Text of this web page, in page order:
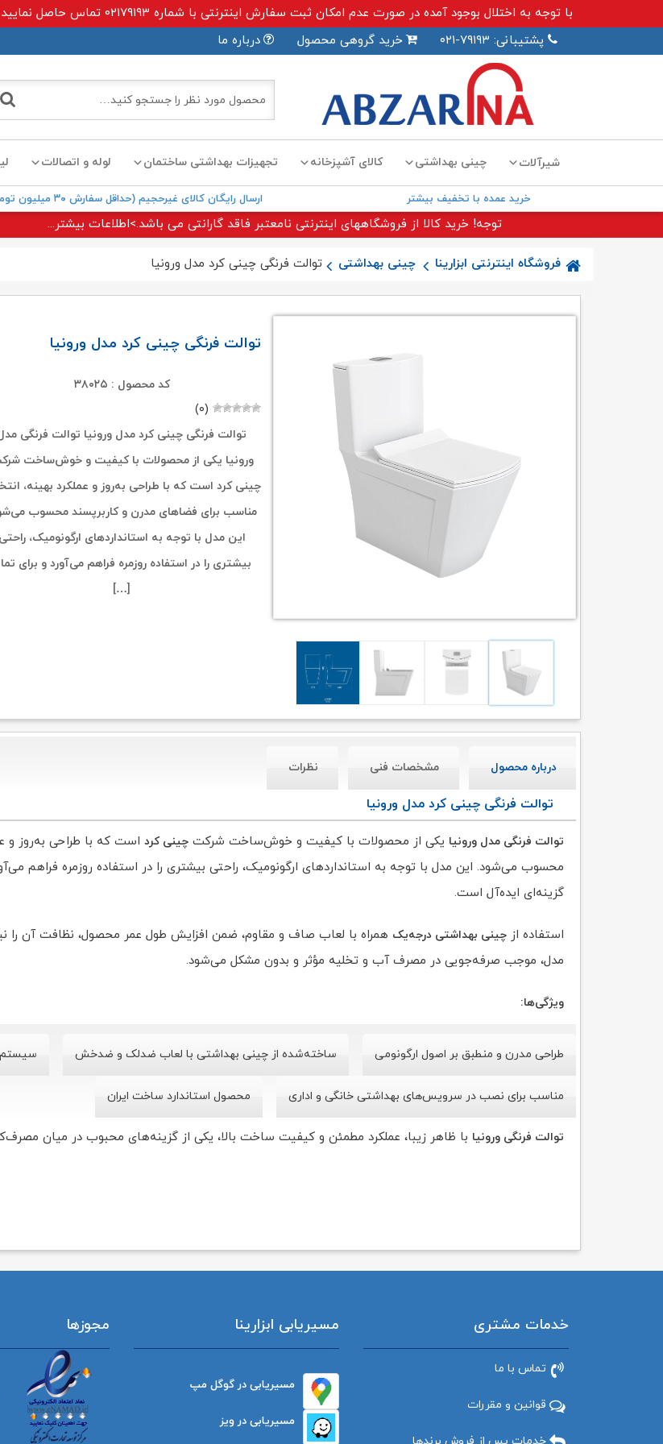
با توجه به اختلال بوجود آمده در صورت عدم امکان ثبت سفارش اینترنتی با شماره ۰۲۱۷۹۱۹۳ تماس حاصل نمایید
پشتیبانی: ۷۹۱۹۳-۰۲۱
خرید گروهی محصول درباره ما
شیرآلات چینی بهداشتی کالای آشپزخانه تجهیزات بهداشتی ساختمان لوله و اتصالات
خرید عمده با تخفیف بیشتر ارسال رایگان کالای غیرحجیم (حداقل سفارش ۳۰ میلیون تومان )
توجه! خرید کالا از فروشگاههای اینترنتی نامعتبر فاقد گارانتی می باشد.>اطلاعات بیشتر...
فروشگاه اینترنتی ابزارینا چینی بهداشتی توالت فرنگی چینی کرد مدل ورونیا
توالت فرنگی چینی کرد مدل ورونیا
کد محصول : ۳۸۰۲۵
(۰)
توالت فرنگی چینی کرد مدل ورونیا توالت فرنگی
ورونیا یکی از محصولات با کیفیت و خوش‌ساخت
چینی کرد است که با طراحی به‌روز و عملکرد بهینه،
مناسب برای فضاهای مدرن و کاربرپسند محسوب
این مدل با توجه به استانداردهای ارگونومیک، راحتی
بیشتری را در استفاده روزمره فراهم می‌آورد و برای
[…]
درباره محصول مشخصات فنی نظرات
توالت فرنگی چینی کرد مدل ورونیا
توالت فرنگی مدل ورونیا یکی از محصولات با کیفیت و خوش‌ساخت شرکت چینی کرد است که با طراحی به‌روز و
محسوب می‌شود. این مدل با توجه به استانداردهای ارگونومیک، راحتی بیشتری را در استفاده روزمره فراهم
گزینه‌ای ایده‌آل است.
استفاده از چینی بهداشتی درجه‌یک همراه با لعاب صاف و مقاوم، ضمن افزایش طول عمر محصول، نظافت آن را
مدل، موجب صرفه‌جویی در مصرف آب و تخلیه مؤثر و بدون مشکل می‌شود.
ویژگی‌ها:
طراحی مدرن و منطبق بر اصول ارگونومی ساخته‌شده از چینی بهداشتی با لعاب ضدلک و ضدخش سیستم
مناسب برای نصب در سرویس‌های بهداشتی خانگی و اداری محصول استاندارد ساخت ایران
توالت فرنگی ورونیا با ظاهر زیبا، عملکرد مطمئن و کیفیت ساخت بالا، یکی از گزینه‌های محبوب در میان
خدمات مشتری
تماس با ما
قوانین و مقررات
مسیریابی ابزارینا
مسیریابی در گوگل مپ
مسیریابی در ویز
مجوزها